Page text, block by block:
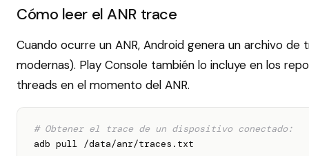
Cómo leer el ANR trace
Cuando ocurre un ANR, Android genera un archivo
modernas). Play Console también lo incluye en los
threads en el momento del ANR.
# Obtener el trace de un dispositivo conectado:
adb pull /data/anr/traces.txt